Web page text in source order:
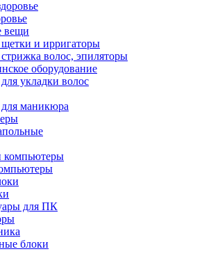
вещи
и ирригаторы
волос, эпиляторы
оборудование
укладки волос
маникюра
для ПК
блоки